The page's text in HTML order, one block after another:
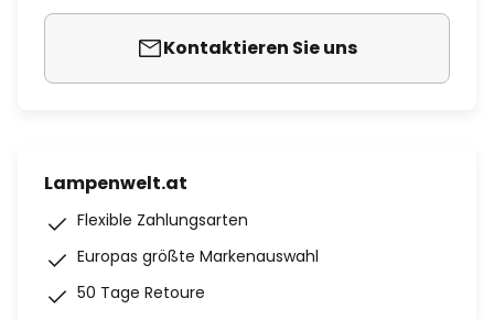
Kontaktieren Sie uns
Lampenwelt.at
Flexible Zahlungsarten
Europas größte Markenauswahl
50 Tage Retoure